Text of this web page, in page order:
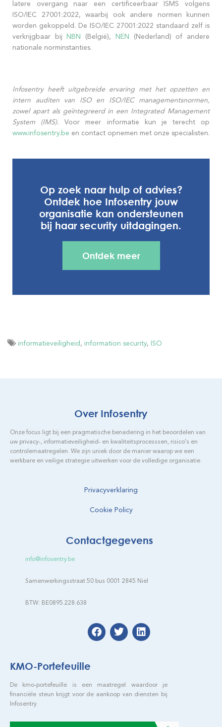
latere overgang naar een certificeerbaar ISMS volgens
ISO/IEC 27001:2022, waarbij ook andere normen kunnen
worden gekoppeld. De ISO/IEC 27001:2022 standaard zelf is
verkrijgbaar bij
NBN (België), NEN
(Nederland) of andere
nationale norminstanties.
Infosentry heeft uitgebreide ervaring met het opzetten en
intern auditen van ISO en ISO/IEC managementsnormen,
zowel apart als geïntegreerd in een Integrated Management
System (IMS).Voor meer informatie kun je terecht op
www.infosentry.be en contact opnemen met onze specialisten.
Op zoek naar hulp of advies?
Ontdek hoe Infosentry jouw
organisatie kan ondersteunen
bij haar security uitdagingen.
Ontdek meer
informatieveiligheid , information security, ISO
Over Infosentry
Onze focus ligt bij een pragmatische benadering in het beoordelen van
uw privacy-, informatieveiligheid- en kwaliteitsprocesssen, risico's en
controlemaatregelen. We zijn uniek door de manier waarop we een
werkbare en veilige strategie uitwerken voor de volledige organisatie.
Privacyverklaring
Cookie Policy
Contactgegevens
info@infosentry.be
Samenwerkingsstraat 50 bus 0001 2845 Niel
BTW: BE0895.228.638
KMO-Portefeuille
De kmo-portefeuille is een maatregel waardoor je
financiële steun krijgt voor de aankoop van diensten bij
Infosentry.